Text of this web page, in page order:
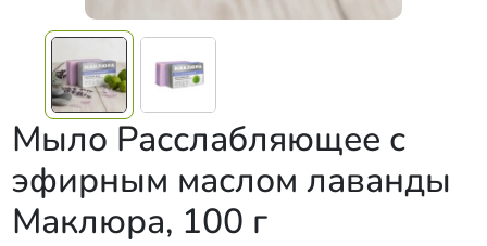
Мыло Расслабляющее с
эфирным маслом лаванды
Маклюра, 100 г